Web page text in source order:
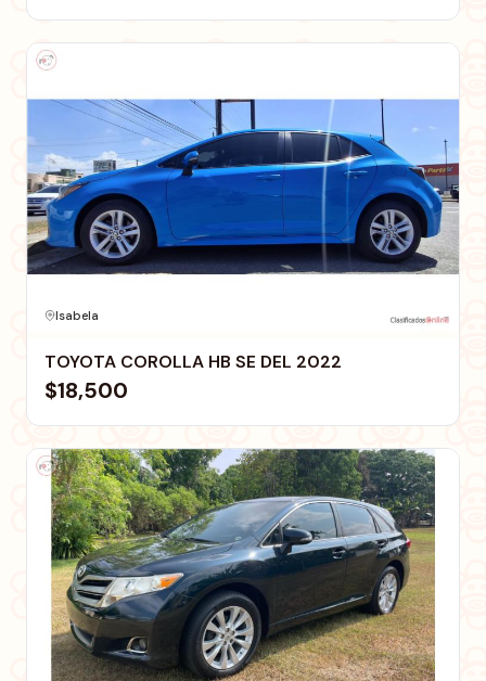
Isabela
TOYOTA COROLLA HB SE DEL 2022
$18,500